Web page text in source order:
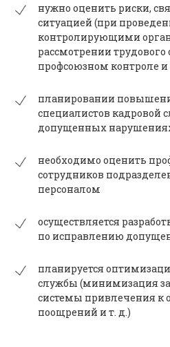
нужно оценить риски,
ситуацией (при
контролирующими
рассмотрении трудового
профсоюзном контроле и
планировании
специалистов кадровой
допущенных
необходимо оценить
сотрудников
персоналом
осуществляется
по исправлению
планируется
службы (минимизация
системы привлечения к
поощрений и т. д.)